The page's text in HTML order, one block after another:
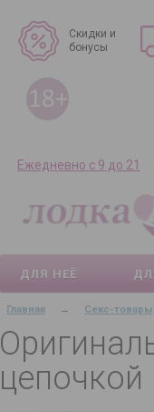
Скидки и
бонусы
Ежедневно с 9 до 21
ДЛЯ НЕЁ
Главная → Секс-товары
цепочкой